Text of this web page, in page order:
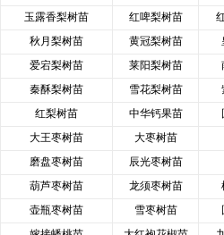
玉露香梨树苗
红啤梨树苗
秋月梨树苗
黄冠梨树苗
爱宕梨树苗
莱阳梨树苗
秦酥梨树苗
雪花梨树苗
红梨树苗
中华钙果苗
大王枣树苗
大枣树苗
磨盘枣树苗
辰光枣树苗
葫芦枣树苗
龙须枣树苗
壶瓶枣树苗
雪枣树苗